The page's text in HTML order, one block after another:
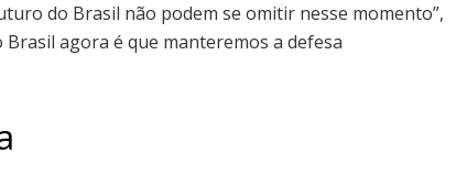
do Brasil não podem se omitir nesse momento”,
Brasil agora é que manteremos a defesa